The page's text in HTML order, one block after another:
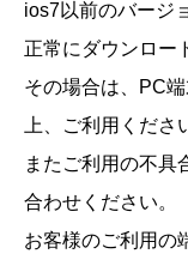
ios7以前のバージ
正常にダウンロー
その場合は、PC
上、ご利用くださ
またご利用の不具
合わせください。
お客様のご利用の